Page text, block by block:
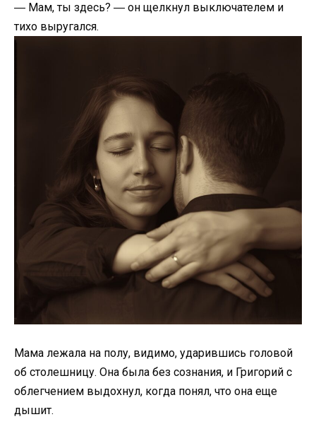
― Мам, ты здесь? ― он щелкнул выключателем и
тихо выругался.
Мама лежала на полу, видимо, ударившись головой
об столешницу. Она была без сознания, и Григорий с
облегчением выдохнул, когда понял, что она еще
дышит.